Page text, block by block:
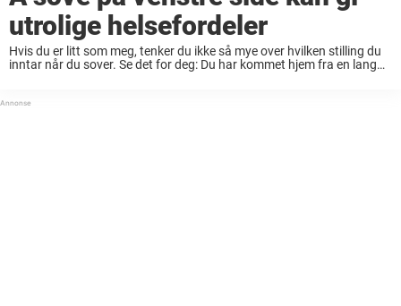
utrolige helsefordeler
Hvis du er litt som meg, tenker du ikke så mye over hvilken stilling du
inntar når du sover. Se det for deg: Du har kommet hjem fra en lang